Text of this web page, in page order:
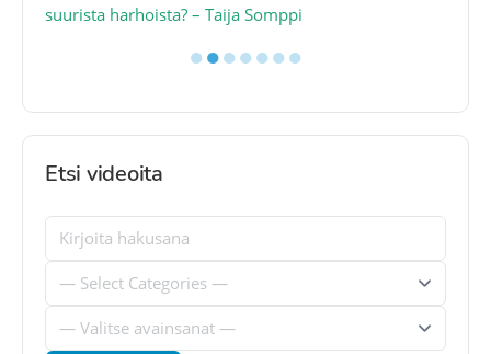
suurista harhoista? – Taija Somppi
●●●●●●●
Etsi videoita